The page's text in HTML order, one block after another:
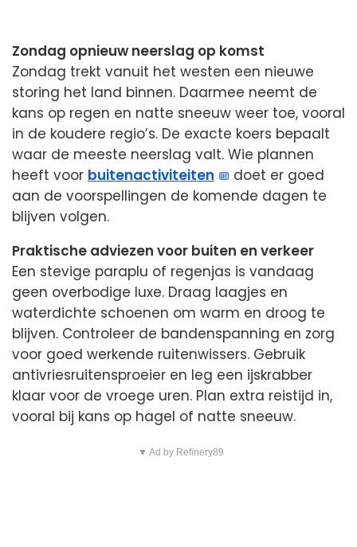
Zondag opnieuw neerslag op komst
Zondag trekt vanuit het westen een nieuwe
storing het land binnen. Daarmee neemt de
kans op regen en natte sneeuw weer toe, vooral
in de koudere regio’s. De exacte koers bepaalt
waar de meeste neerslag valt. Wie plannen
heeft voor buitenactiviteiten
doet er goed
aan de voorspellingen de komende dagen te
blijven volgen.
Praktische adviezen voor buiten en verkeer
Een stevige paraplu of regenjas is vandaag
geen overbodige luxe. Draag laagjes en
waterdichte schoenen om warm en droog te
blijven. Controleer de bandenspanning en zorg
voor goed werkende ruitenwissers. Gebruik
antivriesruitensproeier en leg een ijskrabber
klaar voor de vroege uren. Plan extra reistijd in,
vooral bij kans op hagel of natte sneeuw.
▼ Ad by Refinery89